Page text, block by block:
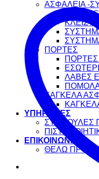
ΑΣΦΑΛΕΙΑ -
ΠΟΡΤΕΣ
ΠΟΡΤΕΣ
ΛΑΒΕΣ
ΚΑΓΚΕΛΑ
ΥΠΗΡΕΣΙΕΣ
ΣΥΜΒΟΥΛΕΣ
ΕΠΙΚΟΙΝΩΝΙΑ
ΘΕΛΩ